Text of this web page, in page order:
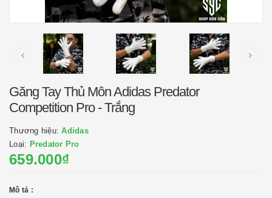
Găng Tay Thủ Môn Adidas Predator
Competition Pro - Trắng
Thương hiệu:Adidas
Loại: Predator Pro
659.000₫
Mô tả :